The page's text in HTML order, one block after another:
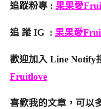
追蹤粉專 : 果果愛
追 蹤 IG : 果果愛
歡迎加入 Line Notify
Fruitlove
喜歡我的文章，可以